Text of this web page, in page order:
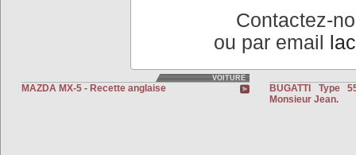
VOITURE
MAZDA MX-5 - Recette anglaise
BUGATTI Type
Monsieur Jean.
Contactez-
ou par email